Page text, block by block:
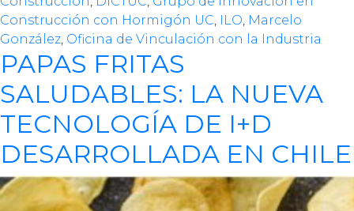
Construcción con Hormigón UC, ILO, Marcelo
González, Oficina de Vinculación con la Industria
PAPAS FRITAS
SALUDABLES: LA NUEVA
TECNOLOGÍA DE I+D
DESARROLLADA EN CHILE